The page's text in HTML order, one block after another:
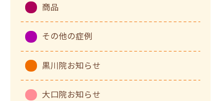
商品
その他の症例
黒川院お知らせ
大口院お知らせ